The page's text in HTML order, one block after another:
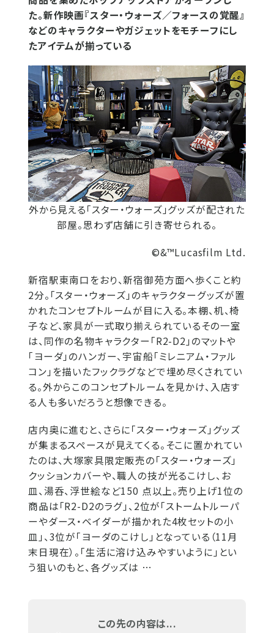
た。新作映画『スター・ウォーズ／フォースの覚醒』
などのキャラクターやガジェットをモチーフにし
たアイテムが揃っている
外から見える「スター・ウォーズ」グッズが配された
部屋。思わず店舗に引き寄せられる。
©&™Lucasfilm Ltd.
新宿駅東南口をおり、新宿御苑方面へ歩くこと約
2分。「スター・ウォーズ」のキャラクターグッズが置
かれたコンセプトルームが目に入る。本棚、机、椅
子など、家具が一式取り揃えられているその一室
は、同作の名物キャラクター「R2-D2」のマットや
「ヨーダ」のハンガー、宇宙船「ミレニアム・ファル
コン」を描いたフックラグなどで埋め尽くされてい
る。外からこのコンセプトルームを見かけ、入店す
る人も多いだろうと想像できる。
店内奥に進むと、さらに「スター・ウォーズ」グッズ
が集まるスペースが見えてくる。そこに置かれてい
たのは、大塚家具限定販売の「スター・ウォーズ」
クッションカバーや、職人の技が光るこけし、お
皿、湯呑、浮世絵など150 点以上。売り上げ1位の
商品は「R2-D2のラグ」、2位が「ストームトルーパ
ーやダース・ベイダーが描かれた4枚セットの小
皿」、3位が「ヨーダのこけし」となっている（11月
末日現在）。「生活に溶け込みやすいように」とい
う狙いのもと、各グッズは …
この先の内容は...